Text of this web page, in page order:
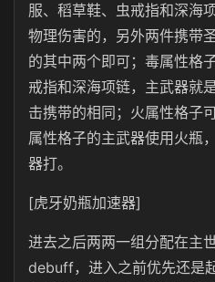
服、稻草鞋、虫戒指和深海
物理伤害的，另外两件携带
的其中两个即可；毒属性格
戒指和深海项链，主武器就
击携带的相同；火属性格子
属性格子的主武器使用火瓶
器打。
[虎牙奶瓶加速器]
进去之后两两一组分配在主
debuff，进入之前优先还是